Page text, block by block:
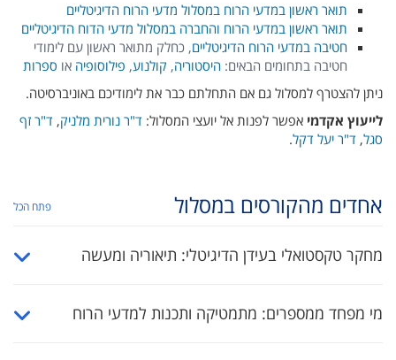
תואר ראשון במדעי הרוח במסלול מדעי הרוח הדיגיטליים
תואר ראשון במדעי הרוח והחברה במסלול מדעי הדוח הדיגיטליים
חטיבה במדעי הרוח הדיגיטליים, כחלק מתואר ראשון עם לימודי
חטיבה בתחומים הבאים: היסטוריה, קולנוע, פילוסופיה או ספרות
ניתן להצטרף למסלול גם אם התחלתם כבר את לימודיכם באוניברסיטה.
לייעוץ אקדמי אפשר לפנות אל יועצי המסלול: ד"ר נורית מלניק, ד"ר זף
סגל, ד"ר יעל דקל.
אחדים מהקורסים במסלול פתח הכל
מחקר טקסטואלי בעידן הדיגיטלי: תיאוריה ומעשה
מי מפחד ממספרים: מתמטיקה ותכנות למדעי הרוח